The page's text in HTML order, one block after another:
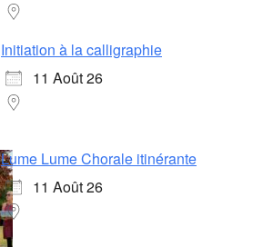
Initiation à la calligraphie
11 Août 26
Lume Lume Chorale itinérante
11 Août 26